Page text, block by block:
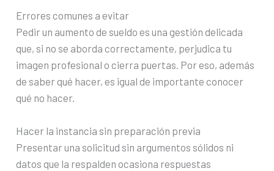
Errores comunes a evitar
Pedir un aumento de sueldo es una gestión delicada
que, si no se aborda correctamente, perjudica tu
imagen profesional o cierra puertas. Por eso, además
de saber qué hacer, es igual de importante conocer
qué no hacer.
Hacer la instancia sin preparación previa
Presentar una solicitud sin argumentos sólidos ni
datos que la respalden ocasiona respuestas